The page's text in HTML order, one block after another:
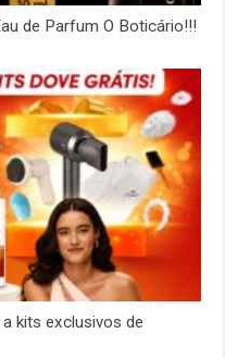
de Parfum O Boticário!!!
kits exclusivos de